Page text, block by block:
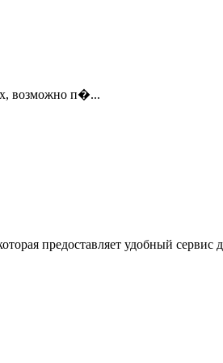
возможно п�...
предоставляет удобный